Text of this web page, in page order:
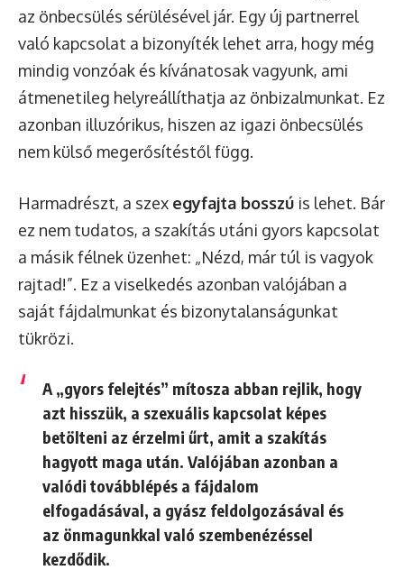
az önbecsülés sérülésével jár. Egy új partnerrel
való kapcsolat a bizonyíték lehet arra, hogy még
mindig vonzóak és kívánatosak vagyunk, ami
átmenetileg helyreállíthatja az önbizalmunkat. Ez
azonban illuzórikus, hiszen az igazi önbecsülés
nem külső megerősítéstől függ.
Harmadrészt, a szex egyfajta bosszú is lehet. Bár
ez nem tudatos, a szakítás utáni gyors kapcsolat
a másik félnek üzenhet: „Nézd, már túl is vagyok
rajtad!”. Ez a viselkedés azonban valójában a
saját fájdalmunkat és bizonytalanságunkat
tükrözi.
A „gyors felejtés” mítosza abban rejlik, hogy
azt hisszük, a szexuális kapcsolat képes
betölteni az érzelmi űrt, amit a szakítás
hagyott maga után. Valójában azonban a
valódi továbblépés a fájdalom
elfogadásával, a gyász feldolgozásával és
az önmagunkkal való szembenézéssel
kezdődik.